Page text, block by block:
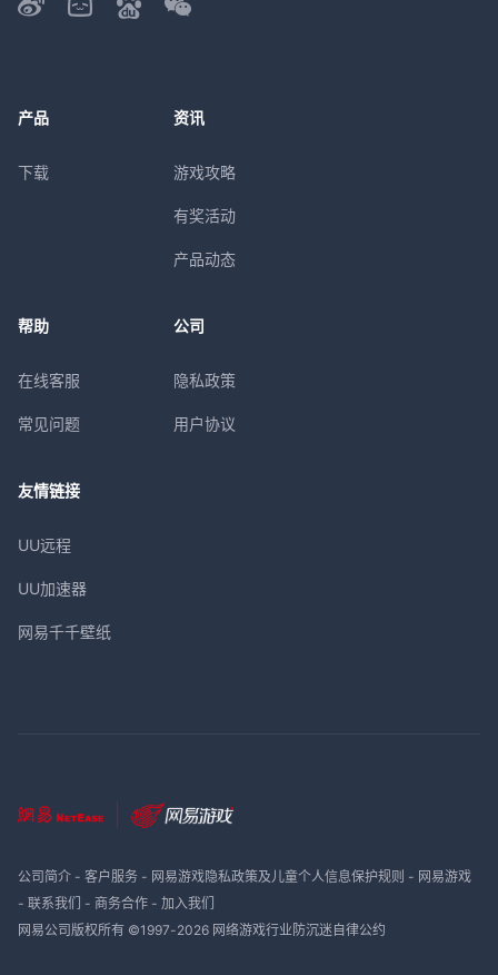
产品
下载
资讯
游戏攻略
有奖活动
产品动态
帮助
在线客服
常见问题
公司
隐私政策
用户协议
友情链接
UU远程
UU加速器
网易千千壁纸
公司简介- 客户服务- 网易游戏隐私政策及儿童个人信息保护规则 - 网易游戏
- 联系我们 - 商务合作- 加入我们
网易公司版权所有 ©1997-2026 网络游戏行业防沉迷自律公约